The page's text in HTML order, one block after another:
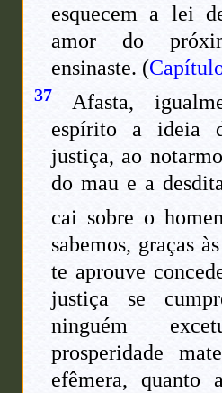
esquecem a lei
amor do
ensinaste. (
37 Afasta,
espírito a ideia
justiça, ao
do mau e a
cai sobre o
sabemos, graças
te aprouve
justiça se
ninguém
prosperidade
efêmera, quanto